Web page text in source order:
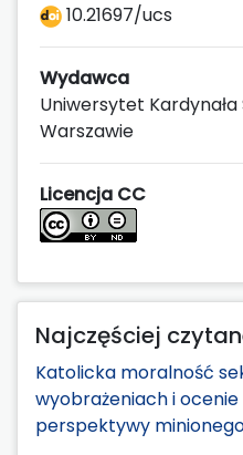
10.21697/ucs
Wydawca
Uniwersytet
Warszawie
Licencja CC
Najczęściej
Katolicka moralność
wyobrażeniach i ocenie
perspektywy